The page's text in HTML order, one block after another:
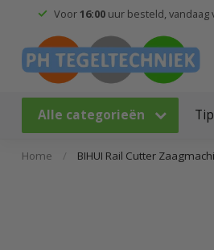
Voor16:00uur besteld, vandaag
Alle categorieën
Home / BIHUI Rail Cutter